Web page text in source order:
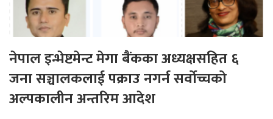
नेपाल इन्भेष्टमेन्ट मेगा बैंकका अध्यक्षसहित ६
जना सञ्चालकलाई पक्राउ नगर्न सर्वोच्चको
अल्पकालीन अन्तरिम आदेश